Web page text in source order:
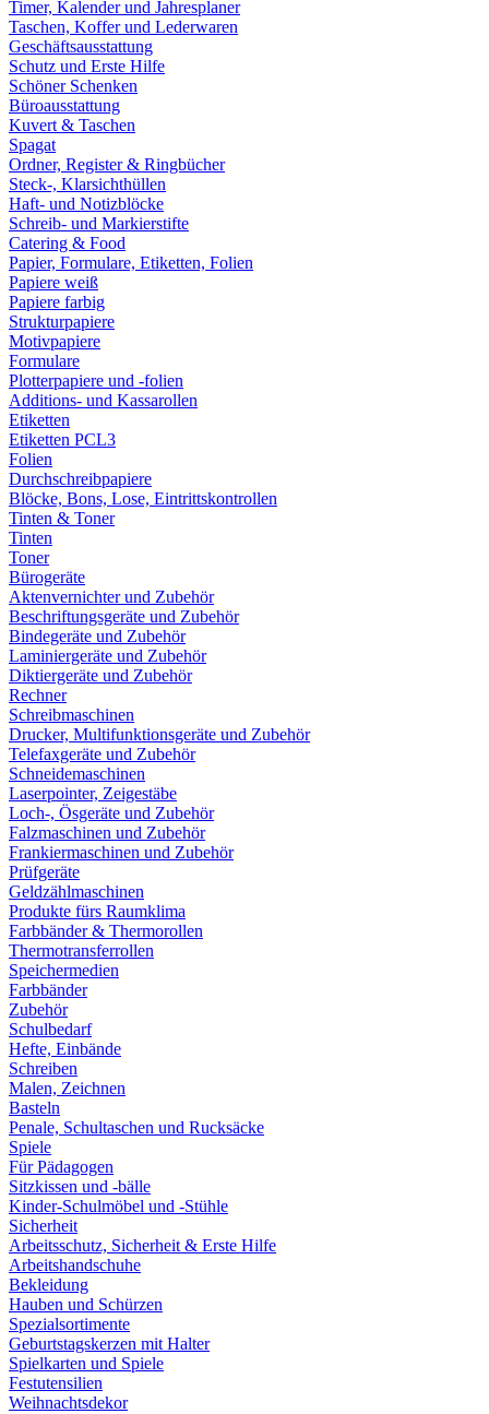
Timer, Kalender und Jahresplaner
Taschen, Koffer und Lederwaren
Geschäftsausstattung
Schutz und Erste Hilfe
Schöner Schenken
Büroausstattung
Kuvert & Taschen
Spagat
Ordner, Register & Ringbücher
Steck-, Klarsichthüllen
Haft- und Notizblöcke
Schreib- und Markierstifte
Catering & Food
Papier, Formulare, Etiketten, Folien
Papiere weiß
Papiere farbig
Strukturpapiere
Motivpapiere
Formulare
Plotterpapiere und -folien
Additions- und Kassarollen
Etiketten
Etiketten PCL3
Folien
Durchschreibpapiere
Blöcke, Bons, Lose, Eintrittskontrollen
Tinten & Toner
Tinten
Toner
Bürogeräte
Aktenvernichter und Zubehör
Beschriftungsgeräte und Zubehör
Bindegeräte und Zubehör
Laminiergeräte und Zubehör
Diktiergeräte und Zubehör
Rechner
Schreibmaschinen
Drucker, Multifunktionsgeräte und Zubehör
Telefaxgeräte und Zubehör
Schneidemaschinen
Laserpointer, Zeigestäbe
Loch-, Ösgeräte und Zubehör
Falzmaschinen und Zubehör
Frankiermaschinen und Zubehör
Prüfgeräte
Geldzählmaschinen
Produkte fürs Raumklima
Farbbänder & Thermorollen
Thermotransferrollen
Speichermedien
Farbbänder
Zubehör
Schulbedarf
Hefte, Einbände
Schreiben
Malen, Zeichnen
Basteln
Penale, Schultaschen und Rucksäcke
Spiele
Für Pädagogen
Sitzkissen und -bälle
Kinder-Schulmöbel und -Stühle
Sicherheit
Arbeitsschutz, Sicherheit & Erste Hilfe
Arbeitshandschuhe
Bekleidung
Hauben und Schürzen
Spezialsortimente
Geburtstagskerzen mit Halter
Spielkarten und Spiele
Festutensilien
Weihnachtsdekor